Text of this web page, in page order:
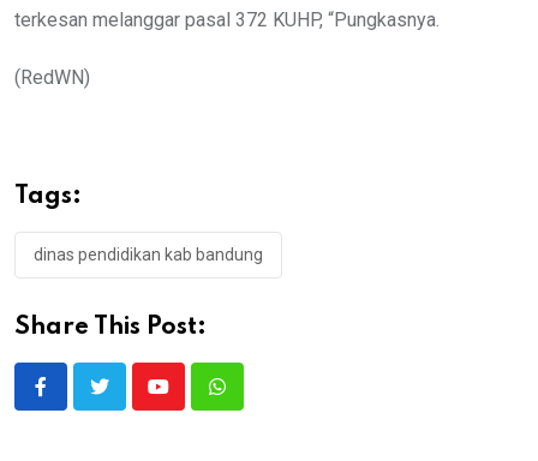
terkesan melanggar pasal 372 KUHP, “Pungkasnya.
(RedWN)
Tags:
dinas pendidikan kab bandung
Share This Post:
YoutubeWhatsapp